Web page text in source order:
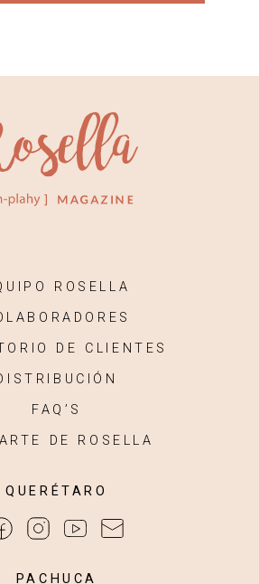
ROSELLA
DE CLIENTES
FAQ’S
DE ROSELLA
QUERÉTARO
PACHUCA